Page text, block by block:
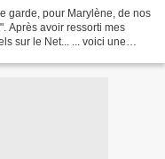
garde, pour Marylène, de nos
Après avoir ressorti mes
sur le Net... ... voici une